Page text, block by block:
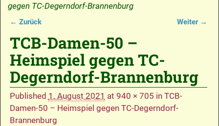
gegen TC-Degerndorf-Brannenburg
← Zurück Weiter →
TCB-Damen-50 –
Heimspiel gegen TC-
Degerndorf-Brannenburg
Published 1. August 2021 at 940 × 705 in TCB-
Damen-50 – Heimspiel gegen TC-Degerndorf-
Brannenburg